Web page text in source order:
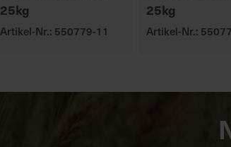
25kg
Artikel-Nr.: 550779-11
25kg
Artikel-Nr.: